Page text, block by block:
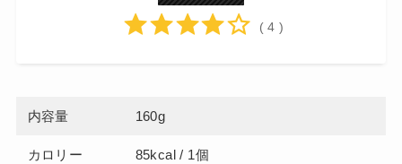
( 4 )
内容量 160g
カロリー 85kcal / 1個